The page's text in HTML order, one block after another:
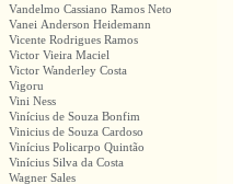
Vandelmo Cassiano Ramos Neto
Vanei Anderson Heidemann
Vicente Rodrigues Ramos
Victor Vieira Maciel
Victor Wanderley Costa
Vigoru
Vini Ness
Vinícius de Souza Bonfim
Vinicius de Souza Cardoso
Vinícius Policarpo Quintão
Vinícius Silva da Costa
Wagner Sales